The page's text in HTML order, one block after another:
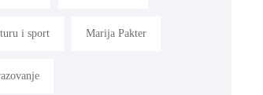
i sport Marija Pakter